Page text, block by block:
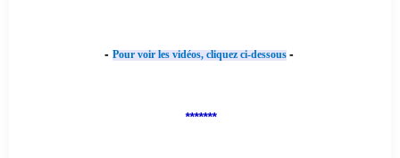
- Pour voir les vidéos, cliquez ci-dessous -
*******